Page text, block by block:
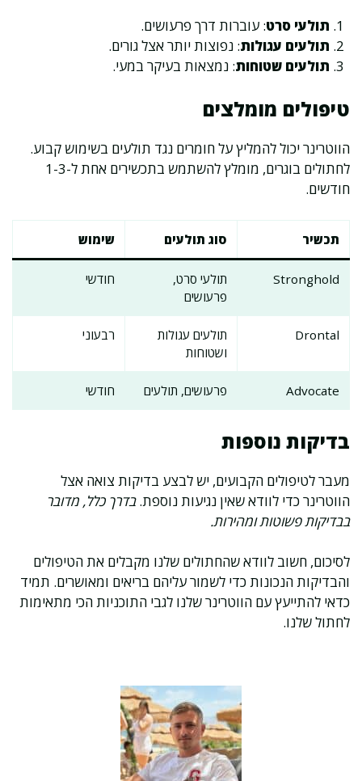
תולעי סרט: עוברות דרך פרעושים.
תולעים עגולות: נפוצות יותר אצל גורים.
תולעים שטוחות: נמצאות בעיקר במעי.
טיפולים מומלצים
הווטרינר יכול להמליץ על חומרים נגד תולעים בשימוש קבוע.
לחתולים בוגרים, מומלץ להשתמש בתכשירים אחת ל-1-3
חודשים.
תכשיר סוג תולעים שימוש
Stronghold
תולעי סרט,
פרעושים
חודשי
Drontal
תולעים עגולות
ושטוחות
רבעוני
Advocate פרעושים, תולעים חודשי
בדיקות נוספות
מעבר לטיפולים הקבועים, יש לבצע בדיקות צואה אצל
הווטרינר כדי לוודא שאין נגיעות נוספת.בדרך כלל, מדובר
בבדיקות פשוטות ומהירות.
לסיכום, חשוב לוודא שהחתולים שלנו מקבלים את הטיפולים
והבדיקות הנכונות כדי לשמור עליהם בריאים ומאושרים. תמיד
כדאי להתייעץ עם הווטרינר שלנו לגבי התוכניות הכי מתאימות
לחתול שלנו.